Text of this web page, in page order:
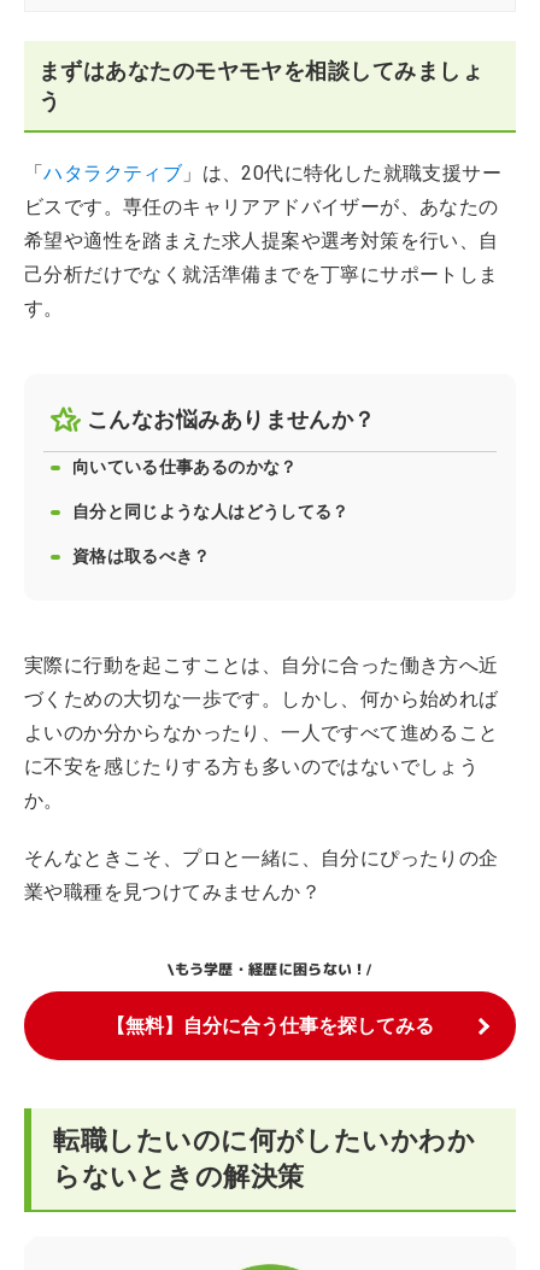
まずはあなたのモヤモヤを相談してみましょ
う
「ハタラクティブ 」は、20代に特化した就職支援サー
ビスです。専任のキャリアアドバイザーが、あなたの
希望や適性を踏まえた求人提案や選考対策を行い、自
己分析だけでなく就活準備までを丁寧にサポートしま
す。
こんなお悩みありませんか？
向いている仕事あるのかな？
自分と同じような人はどうしてる？
資格は取るべき？
実際に行動を起こすことは、自分に合った働き方へ近
づくための大切な一歩です。しかし、何から始めれば
よいのか分からなかったり、一人ですべて進めること
に不安を感じたりする方も多いのではないでしょう
か。
そんなときこそ、プロと一緒に、自分にぴったりの企
業や職種を見つけてみませんか？
\もう学歴・経歴に困らない！/
【無料】自分に合う仕事を探してみる
転職したいのに何がしたいかわか
らないときの解決策